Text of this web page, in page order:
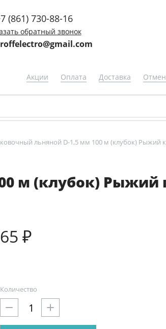
(861) 730-88-16
обратный звонок
Акции Оплата Доставка
льняной D-1,5 мм 100 м (клубок) Рыжий
м (клубок) Рыжий
65 ₽
Количество